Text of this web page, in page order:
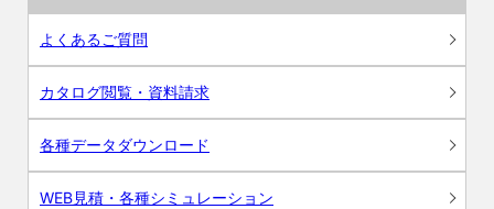
よくあるご質問
カタログ閲覧・資料請求
各種データダウンロード
WEB見積・各種シミュレーション